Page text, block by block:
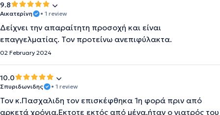
9.8
Αικατερίνη • 1 review
Δείχνει την απαραίτητη προσοχή και είναι
επαγγελματίας. Τον προτείνω ανεπιφύλακτα.
02 February 2024
10.0
Σπυριδωνιδης • 1 review
Τον κ.Πασχαλιδη τον επισκέφθηκα 1η φορά πριν από
αρκετά χρόνια.Εκτοτε εκτός από μένα,ήταν ο γιατρός του